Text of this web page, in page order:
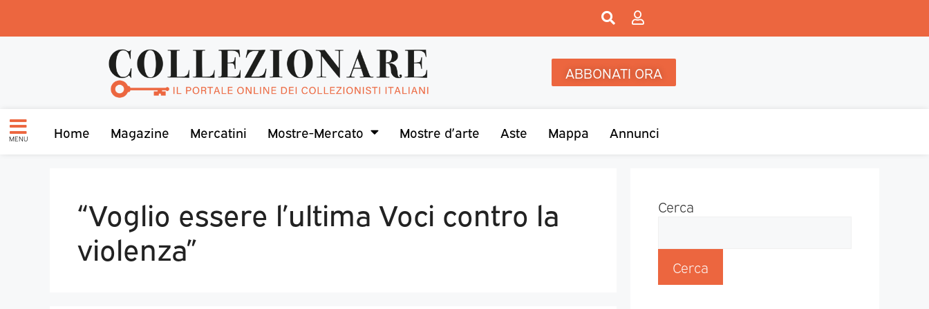
ABBONATI ORA
MENU Home Magazine Mercatini Mostre-Mercato Mostre d’arte Aste Mappa Annunci
“Voglio essere l’ultima Voci contro la
violenza”
Cerca
Cerca